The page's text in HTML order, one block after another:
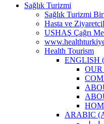
Sağlık Turizmi
Sağlık Turizmi
Hasta ve
USHAŞ Çağrı
Health Tourism
ENGLISH
OUR
ARABIC